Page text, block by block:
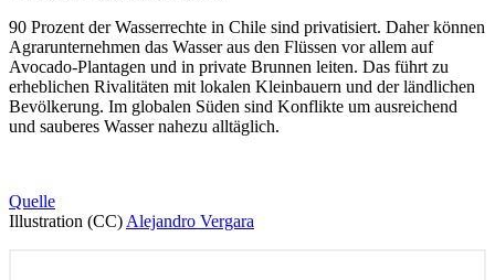
90 Prozent der Wasserrechte in Chile sind privatisiert. Daher können
Agrarunternehmen das Wasser aus den Flüssen vor allem auf
Avocado-Plantagen und in private Brunnen leiten. Das führt zu
erheblichen Rivalitäten mit lokalen Kleinbauern und der ländlichen
Bevölkerung. Im globalen Süden sind Konflikte um ausreichend
und sauberes Wasser nahezu alltäglich.
Quelle
Illustration (CC) Alejandro Vergara